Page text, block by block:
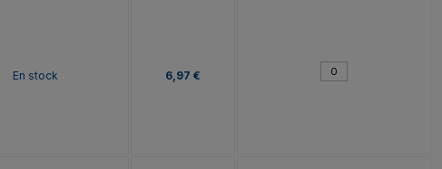
En stock 6,97 €